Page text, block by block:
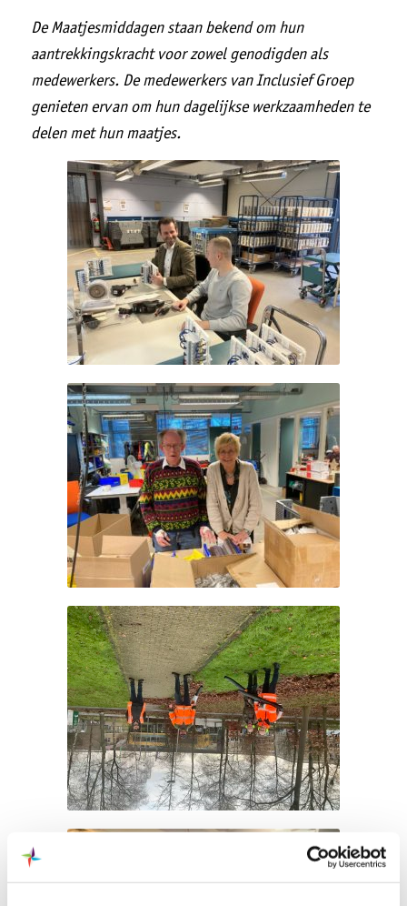
De Maatjesmiddagen staan bekend om hun
aantrekkingskracht voor zowel genodigden als
medewerkers. De medewerkers van Inclusief Groep
genieten ervan om hun dagelijkse werkzaamheden te
delen met hun maatjes.